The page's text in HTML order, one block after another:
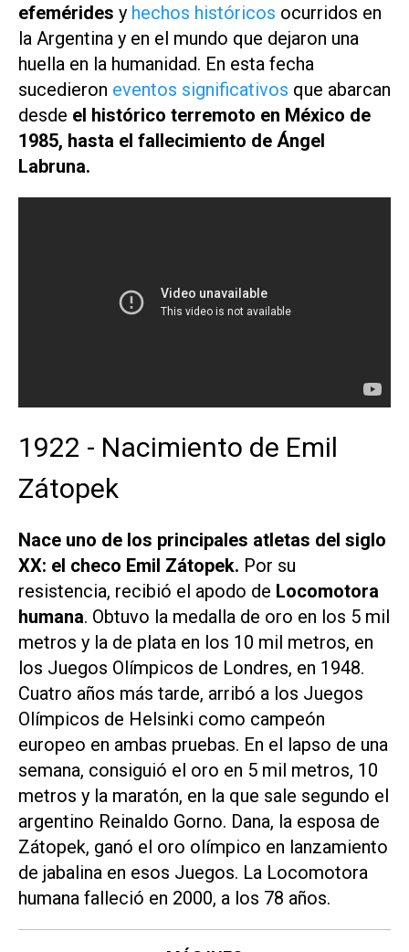
efemérides y hechos históricos ocurridos en
la Argentina y en el mundo que dejaron una
huella en la humanidad. En esta fecha
sucedieron eventos significativos que abarcan
desde el histórico terremoto en México de
1985, hasta el fallecimiento de Ángel
Labruna.
1922 - Nacimiento de Emil
Zátopek
Nace uno de los principales atletas del siglo
XX: el checo Emil Zátopek. Por su
resistencia, recibió el apodo de Locomotora
humana. Obtuvo la medalla de oro en los 5 mil
metros y la de plata en los 10 mil metros, en
los Juegos Olímpicos de Londres, en 1948.
Cuatro años más tarde, arribó a los Juegos
Olímpicos de Helsinki como campeón
europeo en ambas pruebas. En el lapso de una
semana, consiguió el oro en 5 mil metros, 10
metros y la maratón, en la que sale segundo el
argentino Reinaldo Gorno. Dana, la esposa de
Zátopek, ganó el oro olímpico en lanzamiento
de jabalina en esos Juegos. La Locomotora
humana falleció en 2000, a los 78 años.